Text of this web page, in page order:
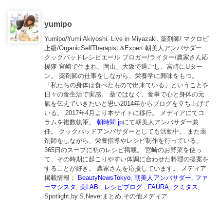
yumipo
Yumipo/Yumi Akiyoshi. Live in Miyazaki. 薬剤師/ マクロビ
上級/OrganicSelfTherapist &Expert 朝美人アンバサダー
クックパッドレシピエール ブロガー/ライター/農家さん応
援隊 宮崎で生まれ、岡山、大阪で過ごし、宮崎にUター
ン。 薬剤師の仕事をしながら、栄養学に興味をもつ。
「私たちの身体は食べたもので出来ている」ということを
日々の食生活で実感。 薬ではなく、食事で心と身体の元
氣を伝えていきたいと思い2014年からブログを立ち上げて
いる。 2017年4月より本サイトに移行。 メディアにてコ
ラムを複数執筆。朝時間.jpにて朝美人アンバサダー兼
任。 クックパッドアンバサダーとしても活動中。 また薬
剤師をしながら、栄養指導やレシピ制作を行っている。
365日のスープに初のレシピ掲載。 宮崎のお野菜を使っ
て、その時期に起こりやすい体調に合わせた料理の提案を
することが好き。 農家さんを応援しています。 メディア
掲載情報； BeautyNewsTokyo ,朝美人アンバサダー
ファ
ーマシスタ
,美LAB. レシピブログ. FAURA クミタス
Spotlight,by.S,Neverまとめ,その他メディア